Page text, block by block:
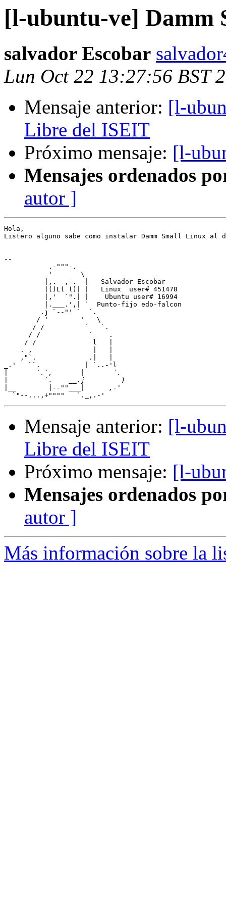
[l-ubuntu-ve] Damm
salvador Escobar
Lun Oct 22 13:27:56 BST
Mensaje anterior: [l-
Libre del ISEIT
Próximo mensaje: [l-
Mensajes ordenados
autor ]
Hola,
Listero alguno sabe como instalar Damm Small Linux al
--
           .-"""-.
           '       \
          |,.  ,-.  |   Salvador Escobar
          |()L( ()| |   Linux  user# 451478
          |,'  `".| |    Ubuntu user# 16994
          |.___.',| `  Punto-fijo edo-falcon
         .j `--"' `  `.
        / '        '   \
       / /          `   `.
      / /            `    .
     / /              l   |
    . ,               |   |
    ,"`.             .|   |
_.'   ``.           | `..-'l
Mensaje anterior: [l-
Libre del ISEIT
Próximo mensaje: [l-
Mensajes ordenados
autor ]
Más información sobre la